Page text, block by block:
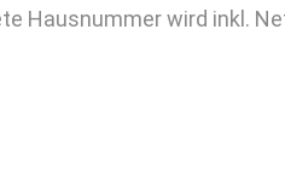
Hausnummer wird inkl.